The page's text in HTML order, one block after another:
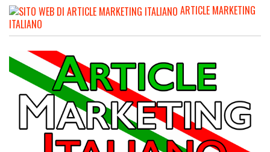
ARTICLE MARKETING
ITALIANO